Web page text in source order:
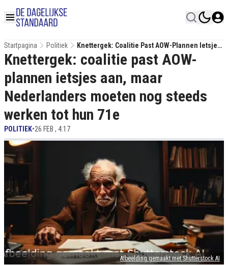
Startpagina Politiek
Knettergek: Coalitie Past AOW-Plannen Ietsjes
Aan, Maar Nederlanders Moeten Nog Steeds
Werken Tot Hun 71e
Afbeelding gemaakt met Shutterstock AI
Knettergek: coalitie past AOW-
plannen ietsjes aan, maar
Nederlanders moeten nog steeds
werken tot hun 71e
POLITIEK•26 FEB , 4:17